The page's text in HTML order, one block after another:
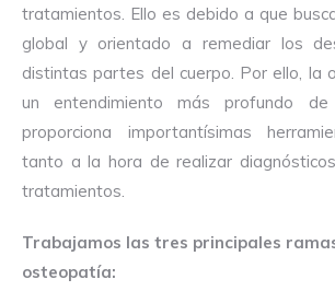
tratamientos. Ello es debido a que
global y orientado a remediar los
distintas partes del cuerpo. Por ello, la
un entendimiento más profundo
proporciona importantísimas
tanto a la hora de realizar
tratamientos.
Trabajamos las tres principales
osteopatía: